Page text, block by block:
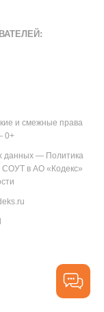
и смежные права
0+
данных— Политика
СОУТ в АО «Кодекс»